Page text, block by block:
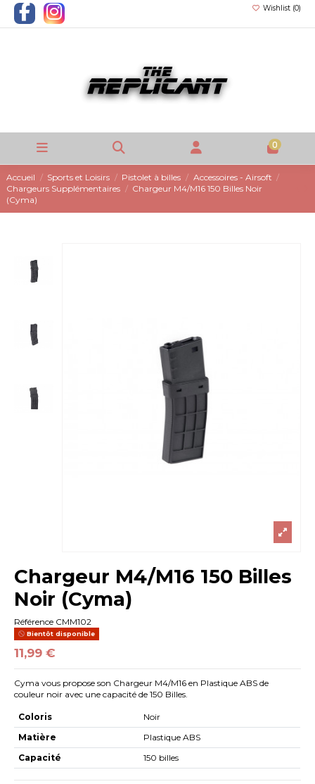
Wishlist (0)
0
Accueil Sports et Loisirs Pistolet à billes
Accessoires - Airsoft
Chargeurs Supplémentaires
Chargeur M4/M16 150 Billes Noir
(Cyma)
Chargeur M4/M16 150 Billes
Noir (Cyma)
Référence CMM102
Bientôt disponible
11,99 €
Cyma vous propose son Chargeur M4/M16 en Plastique ABS de
couleur noir avec une capacité de 150 Billes.
Coloris
Noir
Matière
Plastique ABS
Capacité
150 billes